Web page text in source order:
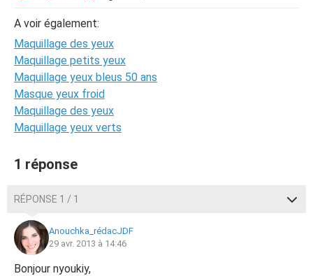
A voir également:
Maquillage des yeux
Maquillage petits yeux
Maquillage yeux bleus 50 ans
Masque yeux froid
Maquillage des yeux
Maquillage yeux verts
1 réponse
RÉPONSE 1 / 1
Anouchka_rédacJDF
29 avr. 2013 à 14:46
Bonjour nyoukiy,